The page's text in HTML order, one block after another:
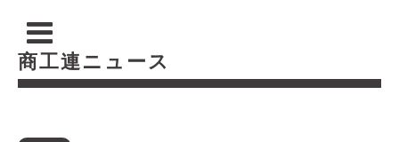
商工連ニュース